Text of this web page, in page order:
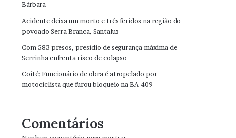
Bárbara
Acidente deixa um morto e três feridos na região do
povoado Serra Branca, Santaluz
Com 583 presos, presídio de segurança máxima de
Serrinha enfrenta risco de colapso
Coité: Funcionário de obra é atropelado por
motociclista que furou bloqueio na BA-409
Comentários